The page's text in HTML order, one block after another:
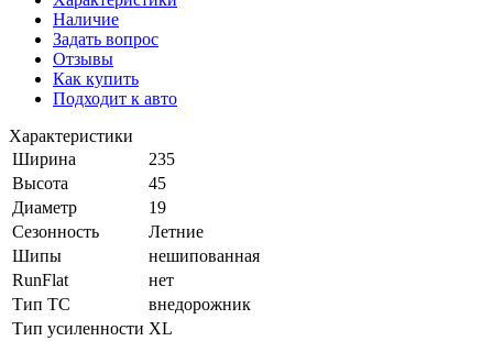
Наличие
Задать вопрос
Отзывы
Как купить
Подходит к авто
Характеристики
Ширина
235
Высота
45
Диаметр
19
Сезонность
Летние
Шипы
нешипованная
RunFlat
нет
Тип ТС
внедорожник
Тип усиленности XL